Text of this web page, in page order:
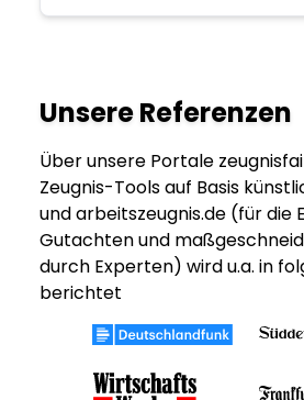
Unsere Referenzen
Über unsere Portale
Zeugnis-Tools auf Basis
und arbeitszeugnis.de (für die
Gutachten und
durch Experten) wird u.a. in
berichtet